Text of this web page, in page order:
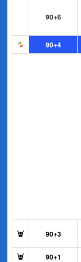
90+6
90+4
90+3
90+1